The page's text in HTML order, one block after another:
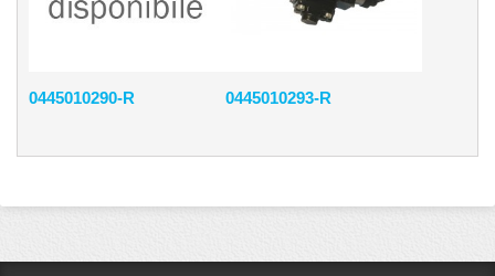
0445010290-R 0445010293-R